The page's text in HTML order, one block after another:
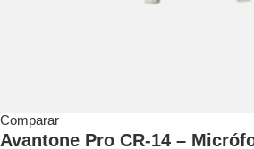
Comparar
Avantone Pro CR-14 –